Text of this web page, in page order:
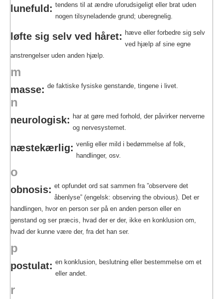
lunefuld: tendens til at ændre uforudsigeligt eller brat uden
nogen tilsyneladende grund; uberegnelig.
løfte sig selv ved håret: hæve eller forbedre sig selv
ved hjælp af sine egne
anstrengelser uden anden hjælp.
m
masse: de faktiske fysiske genstande, tingene i livet.
n
neurologisk: har at gøre med forhold, der påvirker nerverne
og nervesystemet.
næstekærlig: venlig eller mild i bedømmelse af folk,
handlinger, osv.
o
obnosis: et opfundet ord sat sammen fra ”observere det
åbenlyse” (engelsk: observing the obvious). Det er
handlingen, hvor en person ser på en anden person eller en
genstand og ser præcis, hvad der er der, ikke en konklusion om,
hvad der kunne være der, fra det han ser.
p
postulat: en konklusion, beslutning eller bestemmelse om et
eller andet.
r